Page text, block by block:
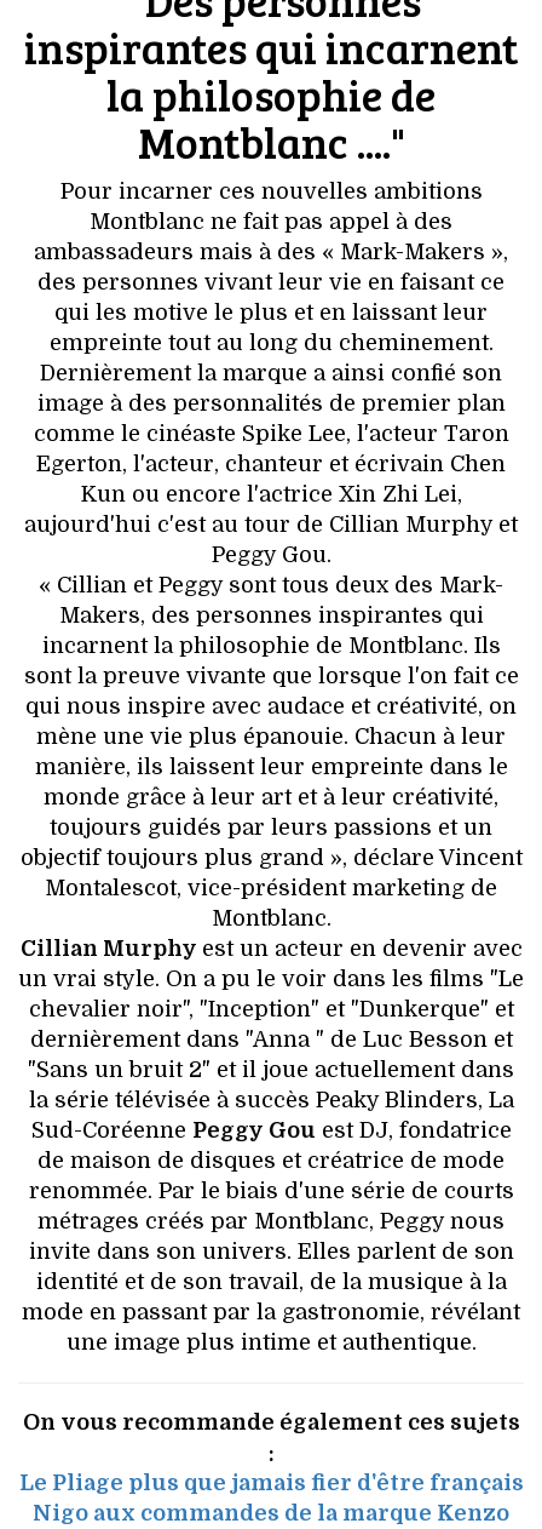
inspirantes qui incarnent
la philosophie de
Montblanc ...."
Pour incarner ces nouvelles ambitions
Montblanc ne fait pas appel à des
ambassadeurs mais à des « Mark-Makers »,
des personnes vivant leur vie en faisant ce
qui les motive le plus et en laissant leur
empreinte tout au long du cheminement.
Dernièrement la marque a ainsi confié son
image à des personnalités de premier plan
comme le cinéaste Spike Lee, l'acteur Taron
Egerton, l'acteur, chanteur et écrivain Chen
Kun ou encore l'actrice Xin Zhi Lei,
aujourd'hui c'est au tour de Cillian Murphy et
Peggy Gou.
« Cillian et Peggy sont tous deux des Mark-
Makers, des personnes inspirantes qui
incarnent la philosophie de Montblanc. Ils
sont la preuve vivante que lorsque l'on fait ce
qui nous inspire avec audace et créativité, on
mène une vie plus épanouie. Chacun à leur
manière, ils laissent leur empreinte dans le
monde grâce à leur art et à leur créativité,
toujours guidés par leurs passions et un
objectif toujours plus grand », déclare Vincent
Montalescot, vice-président marketing de
Montblanc.
Cillian Murphy est un acteur en devenir avec
un vrai style. On a pu le voir dans les films "Le
chevalier noir", "Inception" et "Dunkerque" et
dernièrement dans "Anna " de Luc Besson et
"Sans un bruit 2" et il joue actuellement dans
la série télévisée à succès Peaky Blinders, La
Sud-Coréenne Peggy Gou est DJ, fondatrice
de maison de disques et créatrice de mode
renommée. Par le biais d'une série de courts
métrages créés par Montblanc, Peggy nous
invite dans son univers. Elles parlent de son
identité et de son travail, de la musique à la
mode en passant par la gastronomie, révélant
une image plus intime et authentique.
On vous recommande également ces sujets
:
Le Pliage plus que jamais fier d'être français
Nigo aux commandes de la marque Kenzo